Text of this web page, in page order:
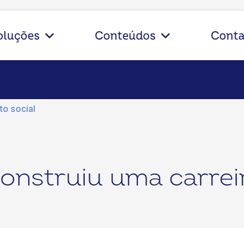
Conteúdos
social
uma